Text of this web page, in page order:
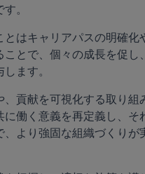
。
とはキャリアパスの明確化
とで、個々の成長を促し
ます。
、貢献を可視化する取り組
に働く意義を再定義し、そ
、より強固な組織づくりが